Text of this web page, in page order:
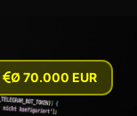
Ø 70.000 EUR